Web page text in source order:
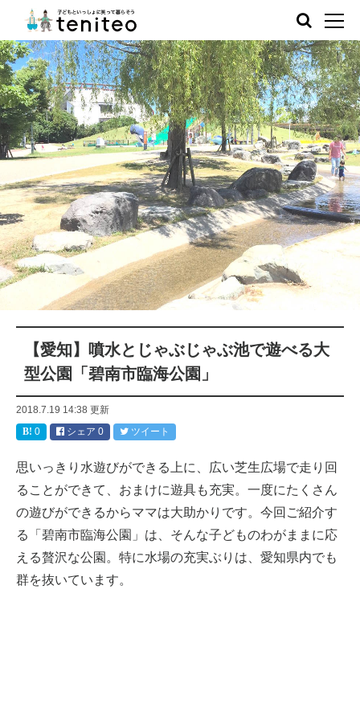
【愛知】噴水とじゃぶじゃぶ池で遊べる大
型公園「碧南市臨海公園」
2018.7.19 14:38 更新
0
シェア 0 ツイート
思いっきり水遊びができる上に、広い芝生広場で走り回
ることができて、おまけに遊具も充実。一度にたくさん
の遊びができるからママは大助かりです。今回ご紹介す
る「碧南市臨海公園」は、そんな子どものわがままに応
える贅沢な公園。特に水場の充実ぶりは、愛知県内でも
群を抜いています。